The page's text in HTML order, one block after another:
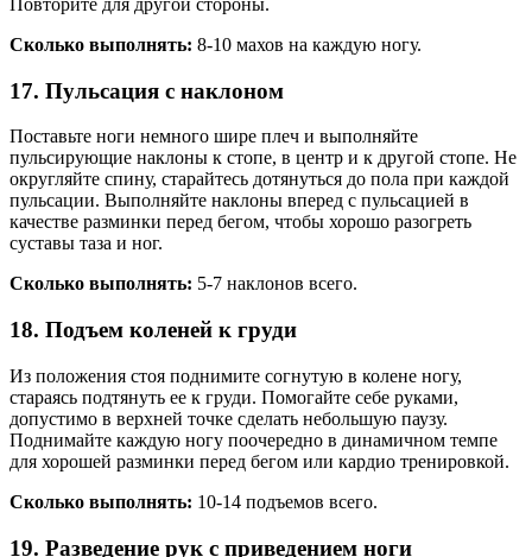
Повторите для другой стороны.
Сколько выполнять: 8-10 махов на каждую ногу.
17. Пульсация с наклоном
Поставьте ноги немного шире плеч и выполняйте
пульсирующие наклоны к стопе, в центр и к другой стопе. Не
округляйте спину, старайтесь дотянуться до пола при каждой
пульсации. Выполняйте наклоны вперед с пульсацией в
качестве разминки перед бегом, чтобы хорошо разогреть
суставы таза и ног.
Сколько выполнять: 5-7 наклонов всего.
18. Подъем коленей к груди
Из положения стоя поднимите согнутую в колене ногу,
стараясь подтянуть ее к груди. Помогайте себе руками,
допустимо в верхней точке сделать небольшую паузу.
Поднимайте каждую ногу поочередно в динамичном темпе
для хорошей разминки перед бегом или кардио тренировкой.
Сколько выполнять: 10-14 подъемов всего.
19. Разведение рук с приведением ноги